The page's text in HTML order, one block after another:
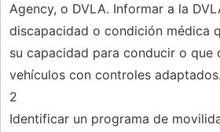
Agency, o DVLA. Informar a la
discapacidad o condición médica
su capacidad para conducir o que
vehículos con controles adaptados.
2
Identificar un programa de